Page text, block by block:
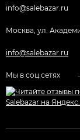
info@salebazar.ru
Москва, ул.
info@salebazar.ru
Мы в соц.сетях